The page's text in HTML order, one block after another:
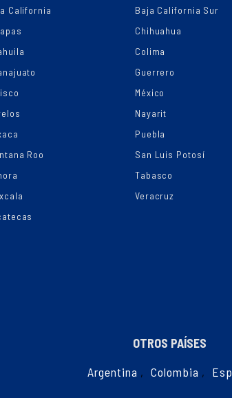
California
Baja California Sur
Chihuahua
Colima
Guerrero
México
Nayarit
Puebla
Roo
San Luis Potosí
Tabasco
Veracruz
OTROS PAÍSES
Argentina , Colombia ,